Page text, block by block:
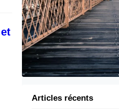
Articles récents